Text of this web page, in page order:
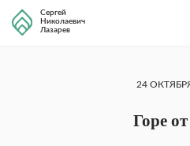
Сергей
Николаевич
Лазарев
24
Горе